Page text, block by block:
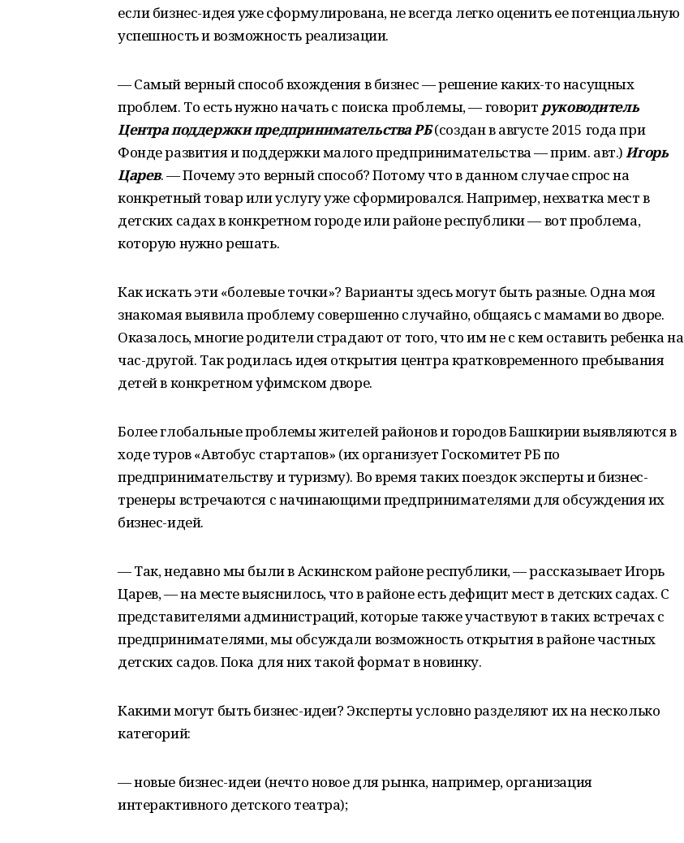
если бизнес-идея уже сформулирована, не всегда легко оценить ее потенциальную
успешность и возможность реализации.
— Самый верный способ вхождения в бизнес — решение каких-то насущных
проблем. То есть нужно начать с поиска проблемы, — говорит руководитель
Центра поддержки предпринимательства РБ(создан в августе 2015 года при
Фонде развития и поддержки малого предпринимательства — прим. авт.)Игорь
Царев. — Почему это верный способ? Потому что в данном случае спрос на
конкретный товар или услугу уже сформировался. Например, нехватка мест в
детских садах в конкретном городе или районе республики — вот проблема,
которую нужно решать.
Как искать эти «болевые точки»? Варианты здесь могут быть разные. Одна моя
знакомая выявила проблему совершенно случайно, общаясь с мамами во дворе.
Оказалось, многие родители страдают от того, что им не с кем оставить ребенка на
час-другой. Так родилась идея открытия центра кратковременного пребывания
детей в конкретном уфимском дворе.
Более глобальные проблемы жителей районов и городов Башкирии выявляются в
ходе туров «Автобус стартапов» (их организует Госкомитет РБ по
предпринимательству и туризму). Во время таких поездок эксперты и бизнес-
тренеры встречаются с начинающими предпринимателями для обсуждения их
бизнес-идей.
— Так, недавно мы были в Аскинском районе республики, — рассказывает Игорь
Царев, — на месте выяснилось, что в районе есть дефицит мест в детских садах. С
представителями администраций, которые также участвуют в таких встречах с
предпринимателями, мы обсуждали возможность открытия в районе частных
детских садов. Пока для них такой формат в новинку.
Какими могут быть бизнес-идеи? Эксперты условно разделяют их на несколько
категорий:
— новые бизнес-идеи (нечто новое для рынка, например, организация
интерактивного детского театра);